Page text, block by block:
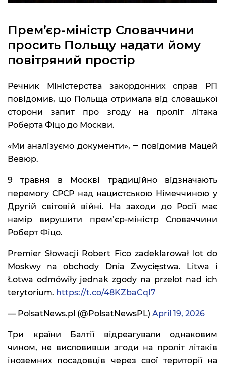
Прем’єр-міністр Словаччини
просить Польщу надати йому
повітряний простір
Речник Міністерства закордонних справ РП
повідомив, що Польща отримала від словацької
сторони запит про згоду на проліт літака
Роберта Фіцо до Москви.
«Ми аналізуємо документи», ‒ повідомив Мацей
Вевюр.
9 травня в Москві традиційно відзначають
перемогу СРСР над нацистською Німеччиною у
Другій світовій війні. На заходи до Росії має
намір вирушити прем’єр-міністр Словаччини
Роберт Фіцо.
Premier Słowacji Robert Fico zadeklarował lot do
Moskwy na obchody Dnia Zwycięstwa. Litwa i
Łotwa odmówiły jednak zgody na przelot nad ich
terytorium. https://t.co/48KZbaCqI7
— PolsatNews.pl (@PolsatNewsPL) April 19, 2026
Три країни Балтії відреагували однаковим
чином, не висловивши згоди на проліт літаків
іноземних посадовців через свої території на